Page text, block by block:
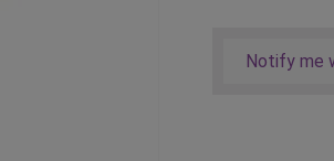
Notify me